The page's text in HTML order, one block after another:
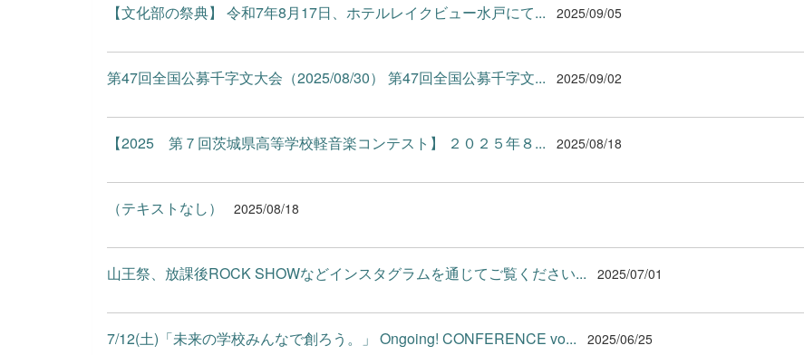
【文化部の祭典】 令和7年8月17日、ホテルレイクビュー水戸にて... 2025/09/05
第47回全国公募千字文大会（2025/08/30） 第47回全国公募千字文... 2025/09/02
【2025 第７回茨城県高等学校軽音楽コンテスト】 ２０２５年８... 2025/08/18
（テキストなし） 2025/08/18
山王祭、放課後ROCK SHOWなどインスタグラムを通じてご覧ください... 2025/07/01
7/12(土)「未来の学校みんなで創ろう。」 Ongoing! CONFERENCE vo... 2025/06/25